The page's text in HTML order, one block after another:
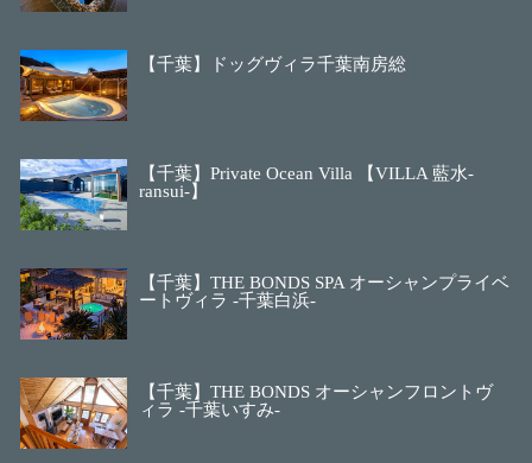
【千葉】ドッグヴィラ千葉南房総
【千葉】Private Ocean Villa 【VILLA 藍水-
ransui-】
【千葉】THE BONDS SPA オーシャンプライベ
ートヴィラ -千葉白浜-
【千葉】THE BONDS オーシャンフロントヴ
ィラ -千葉いすみ-